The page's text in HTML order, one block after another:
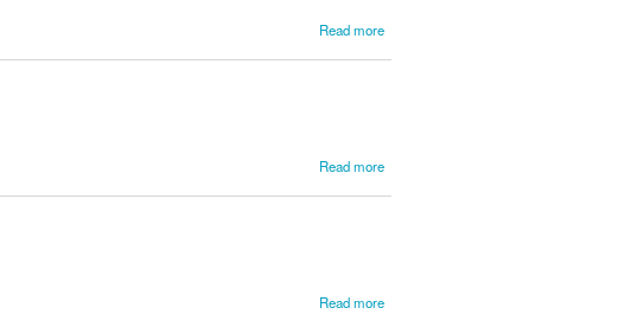
Read more
Giovanni
Read more
Giovanni
Read more